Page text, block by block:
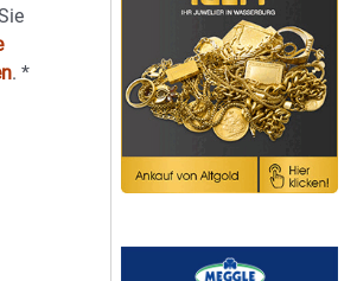
.*